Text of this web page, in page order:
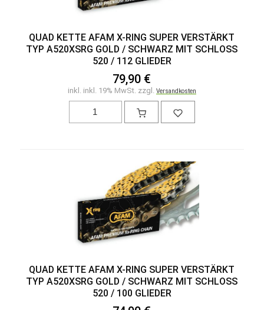
QUAD KETTE AFAM X-RING SUPER VERSTÄRKT
TYP A520XSRG GOLD / SCHWARZ MIT SCHLOSS
520 / 112 GLIEDER
79,90 €
inkl. inkl. 19% MwSt. zzgl. Versandkosten
QUAD KETTE AFAM X-RING SUPER VERSTÄRKT
TYP A520XSRG GOLD / SCHWARZ MIT SCHLOSS
520 / 100 GLIEDER